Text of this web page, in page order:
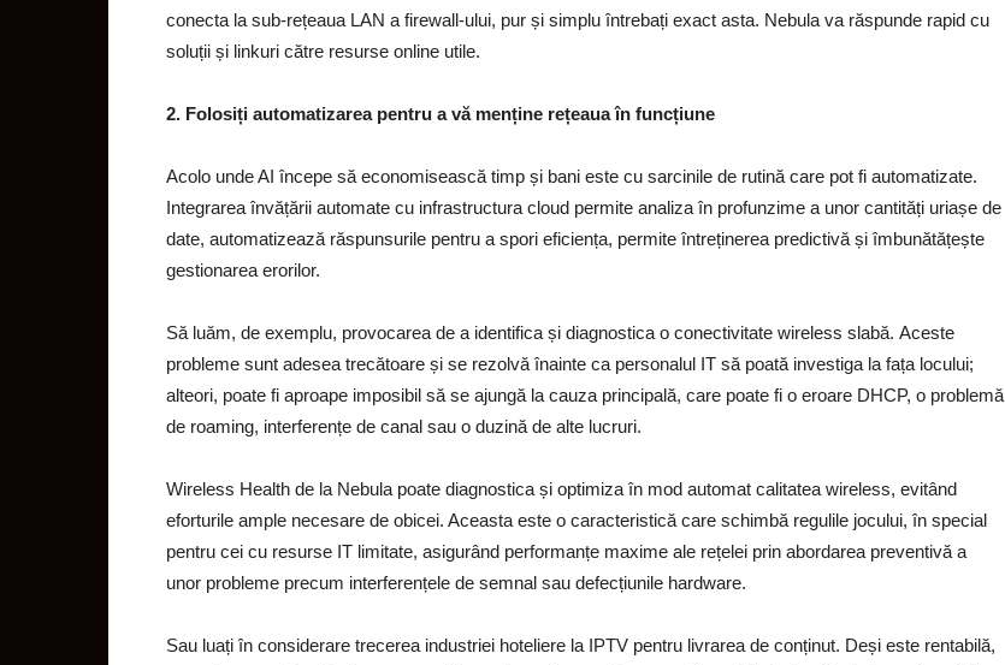
conecta la sub-rețeaua LAN a firewall-ului, pur și simplu întrebați exact asta. Nebula va răspunde rapid cu
soluții și linkuri către resurse online utile.
2. Folosiți automatizarea pentru a vă menține rețeaua în funcțiune
Acolo unde AI începe să economisească timp și bani este cu sarcinile de rutină care pot fi automatizate.
Integrarea învățării automate cu infrastructura cloud permite analiza în profunzime a unor cantități uriașe de
date, automatizează răspunsurile pentru a spori eficiența, permite întreținerea predictivă și îmbunătățește
gestionarea erorilor.
Să luăm, de exemplu, provocarea de a identifica și diagnostica o conectivitate wireless slabă. Aceste
probleme sunt adesea trecătoare și se rezolvă înainte ca personalul IT să poată investiga la fața locului;
alteori, poate fi aproape imposibil să se ajungă la cauza principală, care poate fi o eroare DHCP, o problemă
de roaming, interferențe de canal sau o duzină de alte lucruri.
Wireless Health de la Nebula poate diagnostica și optimiza în mod automat calitatea wireless, evitând
eforturile ample necesare de obicei. Aceasta este o caracteristică care schimbă regulile jocului, în special
pentru cei cu resurse IT limitate, asigurând performanțe maxime ale rețelei prin abordarea preventivă a
unor probleme precum interferențele de semnal sau defecțiunile hardware.
Sau luați în considerare trecerea industriei hoteliere la IPTV pentru livrarea de conținut. Deși este rentabilă,